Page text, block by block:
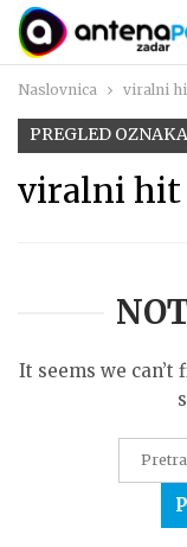
Naslovnica viralni
PREGLED OZNAKA
viralni hit
It seems we can’t